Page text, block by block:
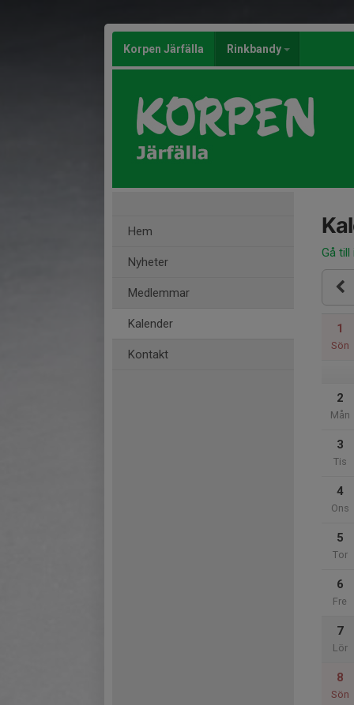
Korpen Järfälla Rinkbandy
Hem
Nyheter
Medlemmar
Kalender
Kontakt
Gå till
1
Sön
2
Mån
3
Tis
4
Ons
5
Tor
6
Fre
7
Lör
8
Sön